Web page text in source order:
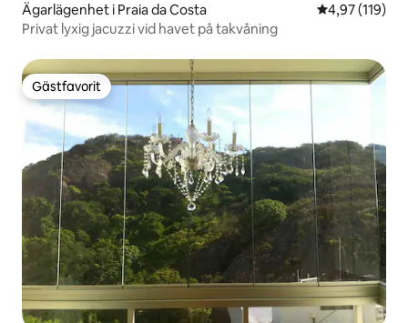
Ägarlägenhet i Praia da Costa 4,97 av 5 i
4,97 (119)
Privat lyxig jacuzzi vid havet på takvåning
Gästfavorit
Gästfavorit